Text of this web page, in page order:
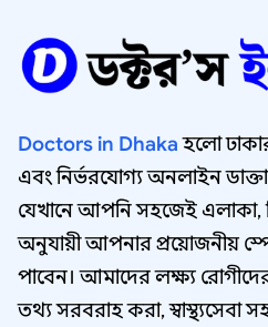
Doctors in Dhakaহলো
এবং নির্ভরযোগ্য অনলাইন
যেখানে আপনি সহজেই এলাকা,
অনুযায়ী আপনার প্রয়োজনীয়
পাবেন। আমাদের লক্ষ্য
তথ্য সরবরাহ করা, স্বাস্থ্যসেবা